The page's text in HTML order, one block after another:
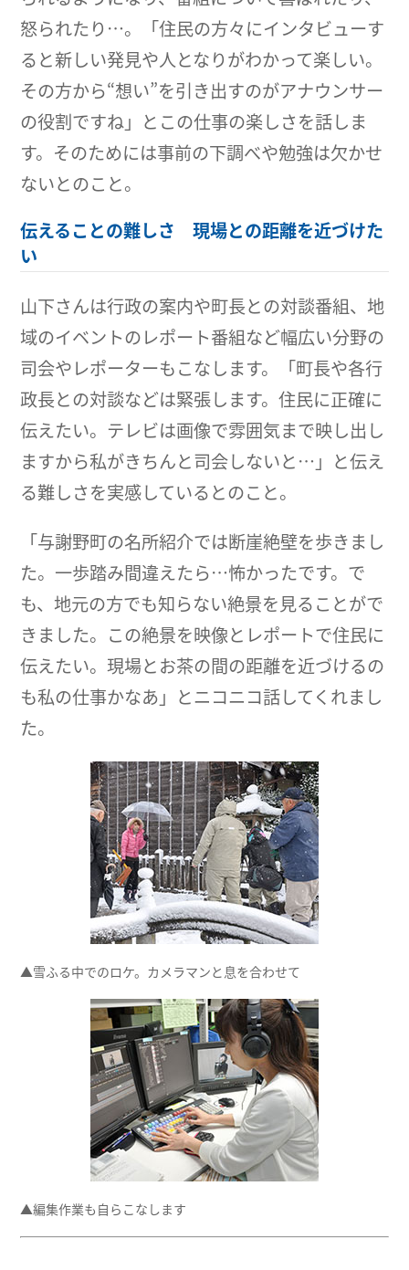
怒られたり…。「住民の方々にインタビューす
ると新しい発見や人となりがわかって楽しい。
その方から“想い”を引き出すのがアナウンサー
の役割ですね」とこの仕事の楽しさを話しま
す。そのためには事前の下調べや勉強は欠かせ
ないとのこと。
伝えることの難しさ 現場との距離を近づけた
い
山下さんは行政の案内や町長との対談番組、地
域のイベントのレポート番組など幅広い分野の
司会やレポーターもこなします。「町長や各行
政長との対談などは緊張します。住民に正確に
伝えたい。テレビは画像で雰囲気まで映し出し
ますから私がきちんと司会しないと…」と伝え
る難しさを実感しているとのこと。
「与謝野町の名所紹介では断崖絶壁を歩きまし
た。一歩踏み間違えたら…怖かったです。で
も、地元の方でも知らない絶景を見ることがで
きました。この絶景を映像とレポートで住民に
伝えたい。現場とお茶の間の距離を近づけるの
も私の仕事かなあ」とニコニコ話してくれまし
た。
▲雪ふる中でのロケ。カメラマンと息を合わせて
▲編集作業も自らこなします